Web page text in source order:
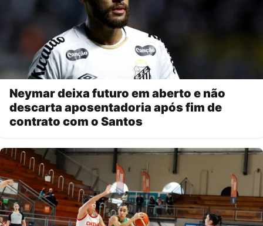
Neymar deixa futuro em aberto e não
descarta aposentadoria após fim de
contrato com o Santos